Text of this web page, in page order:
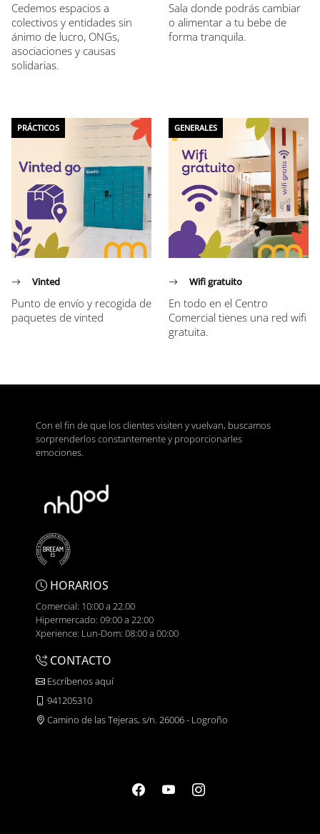
Cedemos espacios a
colectivos y entidades sin
ánimo de lucro, ONGs,
asociaciones y causas
solidarias.
Sala donde podrás cambiar
o alimentar a tu bebe de
forma tranquila.
PRÁCTICOS
Vinted
Punto de envío y recogida de
paquetes de vinted
GENERALES
Wifi gratuito
En todo en el Centro
Comercial tienes una red wifi
gratuita.
Con el fin de que los clientes visiten y vuelvan, buscamos
sorprenderlos constantemente y proporcionarles
emociones.
HORARIOS
Comercial: 10:00 a 22.00
Hipermercado: 09:00 a 22:00
Xperience: Lun-Dom: 08:00 a 00:00
CONTACTO
Escríbenos aquí
941205310
Camino de las Tejeras, s/n. 26006 - Logroño